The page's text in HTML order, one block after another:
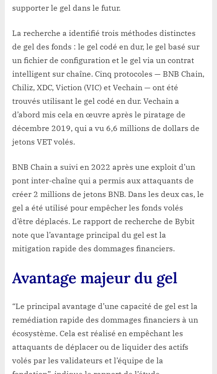
supporter le gel dans le futur.
La recherche a identifié trois méthodes distinctes
de gel des fonds : le gel codé en dur, le gel basé sur
un fichier de configuration et le gel via un contrat
intelligent sur chaîne. Cinq protocoles — BNB Chain,
Chiliz, XDC, Viction (VIC) et Vechain — ont été
trouvés utilisant le gel codé en dur. Vechain a
d’abord mis cela en œuvre après le piratage de
décembre 2019, qui a vu 6,6 millions de dollars de
jetons VET volés.
BNB Chain a suivi en 2022 après une exploit d’un
pont inter-chaîne qui a permis aux attaquants de
créer 2 millions de jetons BNB. Dans les deux cas, le
gel a été utilisé pour empêcher les fonds volés
d’être déplacés. Le rapport de recherche de Bybit
note que l’avantage principal du gel est la
mitigation rapide des dommages financiers.
Avantage majeur du gel
“Le principal avantage d’une capacité de gel est la
remédiation rapide des dommages financiers à un
écosystème. Cela est réalisé en empêchant les
attaquants de déplacer ou de liquider des actifs
volés par les validateurs et l’équipe de la